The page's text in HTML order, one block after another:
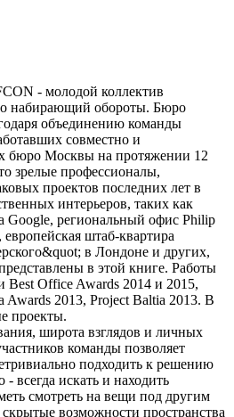
- молодой коллектив
набирающий обороты. Бюро
объединению команды
совместно и
бюро Москвы на протяжении 12
зрелые профессионалы,
проектов последних лет в
интерьеров, таких как
Google, региональный офис Philip
штаб-квартира
в Лондоне и других,
в этой книге. Работы
Office Awards 2014 и 2015,
Awards 2013, Project Baltia 2013. В
проекты.
широта взглядов и личных
команды позволяет
подходить к решению
всегда искать и находить
смотреть на вещи под другим
возможности пространства